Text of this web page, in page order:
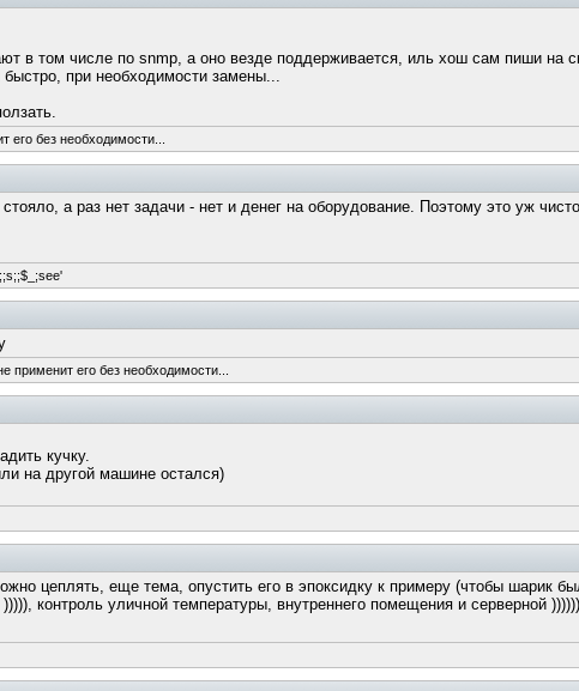
в том числе по snmp, а оно везде поддерживается, иль хош сам пиши на
быстро, при необходимости замены...
его без необходимости...
а раз нет задачи - нет и денег на оборудование. Поэтому это уж
применит его без необходимости...
кучку.
на другой машине остался)
цеплять, еще тема, опустить его в эпоксидку к примеру (чтобы шарик
контроль уличной температуры, внутреннего помещения и серверной